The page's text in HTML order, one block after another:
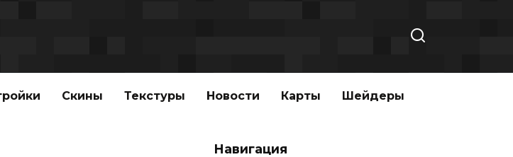
Скины Текстуры Новости Карты Шейдеры
Навигация